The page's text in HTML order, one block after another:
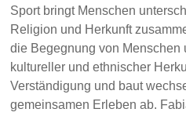
Sport bringt Menschen
Religion und Herkunft
die Begegnung von Menschen
kultureller und ethnischer
Verständigung und baut
gemeinsamen Erleben ab.